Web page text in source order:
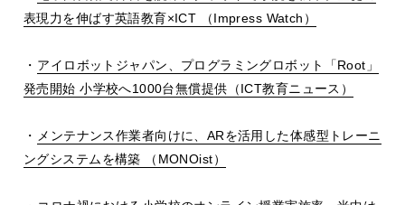
表現力を伸ばす英語教育×ICT （Impress Watch ）
・ アイロボットジャパン、プログラミングロボット「Root 」
発売開始 小学校へ1000台無償提供（ICT教育ニュース）
・ メンテナンス作業者向けに、 ARを活用した体感型トレーニ
ングシステムを構築 （ MONOist）